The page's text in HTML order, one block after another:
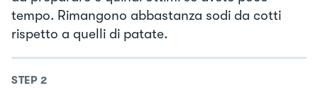
tempo. Rimangono abbastanza sodi da cotti
rispetto a quelli di patate.
STEP 2